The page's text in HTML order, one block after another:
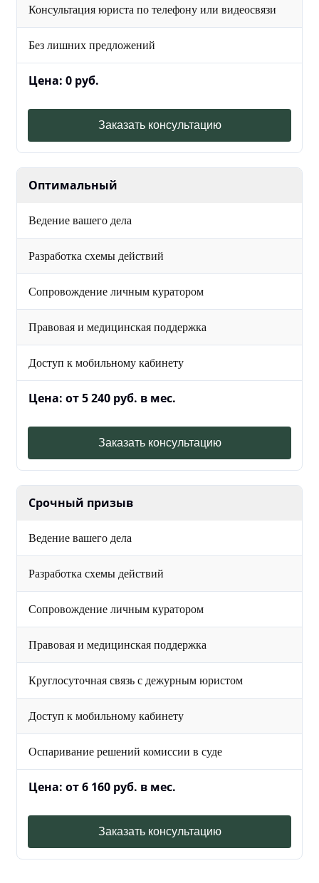
Консультация юриста по телефону или видеосвязи
Без лишних предложений
Цена: 0 руб.
Заказать консультацию
Оптимальный
Ведение вашего дела
Разработка схемы действий
Сопровождение личным куратором
Правовая и медицинская поддержка
Доступ к мобильному кабинету
Цена: от 5 240 руб. в мес.
Заказать консультацию
Срочный призыв
Ведение вашего дела
Разработка схемы действий
Сопровождение личным куратором
Правовая и медицинская поддержка
Круглосуточная связь с дежурным юристом
Доступ к мобильному кабинету
Оспаривание решений комиссии в суде
Цена: от 6 160 руб. в мес.
Заказать консультацию